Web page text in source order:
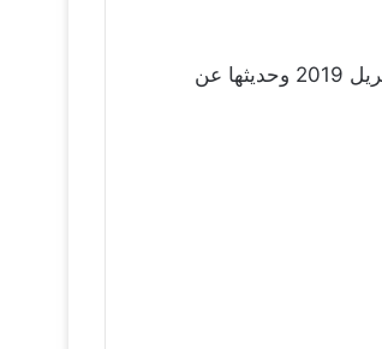
هذا وكانت في الأونة الأخير قد أثارت الجدل لا سيما بعد ظهورها في إحدى البرامج التلفزيونية عبر قناة atv الكويتية يوم الجمعة 19 ابريل 2019 وحديثها عن